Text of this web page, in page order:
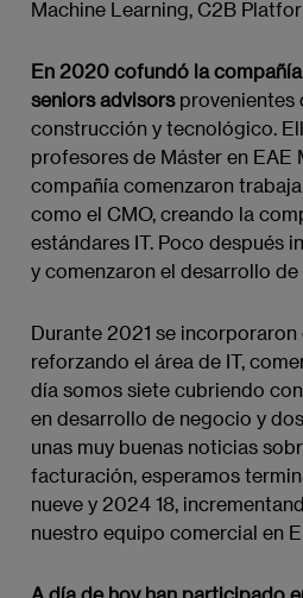
Machine Learning, C2B
En 2020 cofundó la
seniors advisors provenientes
construcción y tecnológico.
profesores de Máster en EAE
compañía comenzaron
como el CMO, creando la
estándares IT. Poco después
y comenzaron el desarrollo de
Durante 2021 se incorporaron
reforzando el área de IT,
día somos siete cubriendo
en desarrollo de negocio y
unas muy buenas noticias
facturación, esperamos
nueve y 2024 18,
nuestro equipo comercial en
A día de hoy han participado